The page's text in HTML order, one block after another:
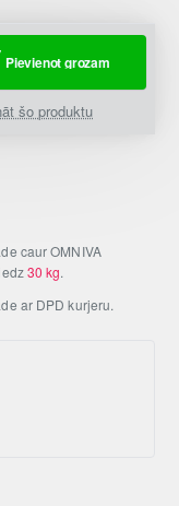
Pievienot grozam
šo produktu
caur OMNIVA
30 kg.
ar DPD kurjeru.